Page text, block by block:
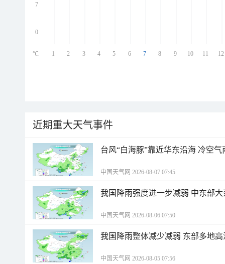
7
0
1 2 3 4 5 6 7 8 9 10 11 12
℃
近期重大天气事件
台风“白海豚”靠近华东沿海 冷空
中国天气网 2026-08-07 07:45
我国降雨强度进一步减弱 中东部
中国天气网 2026-08-06 07:50
我国降雨整体减少减弱 东部多地
中国天气网 2026-08-05 07:56